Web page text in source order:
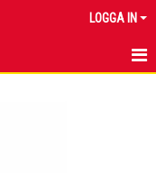
LOGGA IN